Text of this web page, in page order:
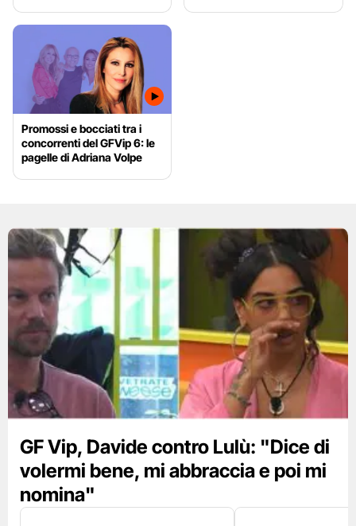
Promossi e bocciati tra i
concorrenti del GFVip 6: le
pagelle di Adriana Volpe
GF Vip, Davide contro Lulù: "Dice di
volermi bene, mi abbraccia e poi mi
nomina"